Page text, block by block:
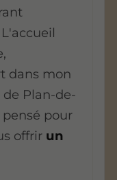
L'accueil
dans mon
Plan-de-
pensé pour
offrir un